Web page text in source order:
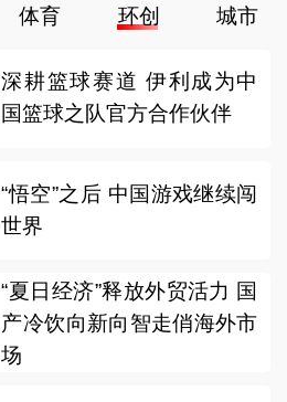
体育 环创 城市
深耕篮球赛道 伊利成为中
国篮球之队官方合作伙伴
“悟空”之后 中国游戏继续闯
世界
“夏日经济”释放外贸活力 国
产冷饮向新向智走俏海外市
场